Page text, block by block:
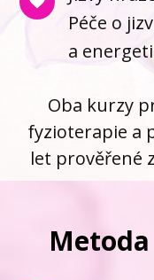
Péče o
a
Oba kurzy
fyzioterapie a
let prověřené